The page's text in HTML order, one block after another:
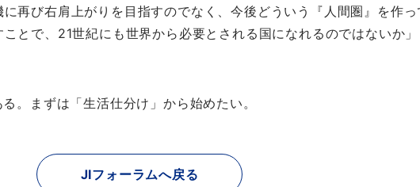
再び右肩上がりを目指すのでなく、今後どういう『人間圏』を作
とで、21世紀にも世界から必要とされる国になれるのではないか
。まずは「生活仕分け」から始めたい。
JIフォーラムへ戻る